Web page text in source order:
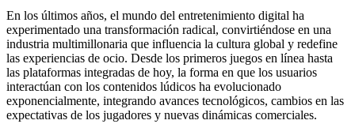
En los últimos años, el mundo del entretenimiento digital ha
experimentado una transformación radical, convirtiéndose en una
industria multimillonaria que influencia la cultura global y redefine
las experiencias de ocio. Desde los primeros juegos en línea hasta
las plataformas integradas de hoy, la forma en que los usuarios
interactúan con los contenidos lúdicos ha evolucionado
exponencialmente, integrando avances tecnológicos, cambios en las
expectativas de los jugadores y nuevas dinámicas comerciales.